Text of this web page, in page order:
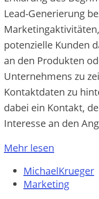
Lead-Generierung
potenzielle Kunden
an den Produkten
Unternehmens zu
Kontaktdaten zu
dabei ein Kontakt,
Interesse an den
Mehr lesen
MichaelKrueger
Marketing